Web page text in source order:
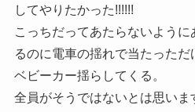
してやりたかった!!!!!!
こっちだってあたらないよう
るのに電車の揺れで当たった
ベビーカー揺らしてくる。
全員がそうではないとは思い